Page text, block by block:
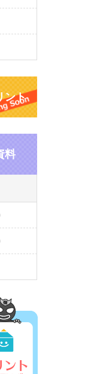
ント
料